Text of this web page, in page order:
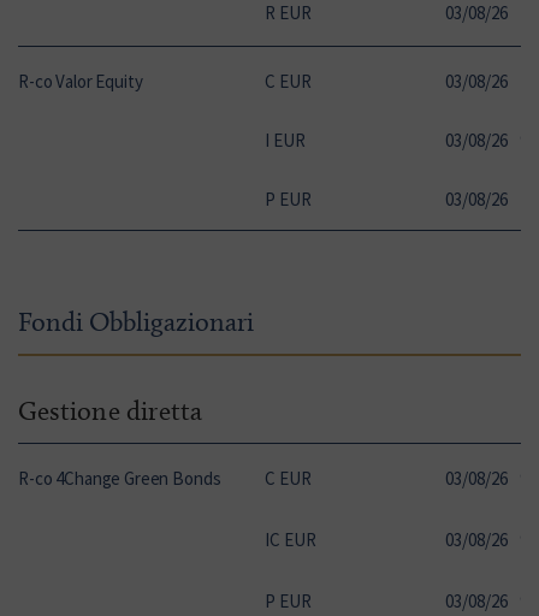
R EUR 03/08/26
R-co Valor Equity C EUR 03/08/26
I EUR 03/08/26
P EUR 03/08/26
Fondi Obbligazionari
Gestione diretta
R-co 4Change Green Bonds C EUR 03/08/26
IC EUR 03/08/26
P EUR 03/08/26